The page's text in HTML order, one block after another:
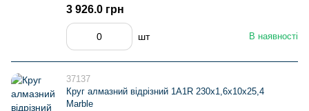
В наявності
3 926.0 грн
шт
37137
Круг алмазний вiдрiзний 1A1R 230x1,6x10x25,4
Marble